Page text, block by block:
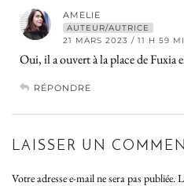
AMELIE
AUTEUR/AUTRICE
21 MARS 2023 / 11 H 59
Oui, il a ouvert à la place de Fuxia
RÉPONDRE
LAISSER UN
Votre adresse e-mail ne sera pas publiée.